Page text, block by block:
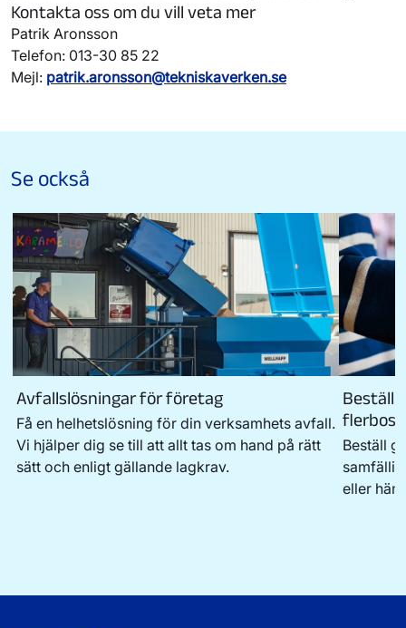
Kontakta oss om du vill veta mer
Patrik Aronsson
Telefon: 013-30 85 22
Mejl: patrik.aronsson@tekniskaverken.se
Se också
Avfallslösningar för företag
Få en helhetslösning för din verksamhets avfall.
Vi hjälper dig se till att allt tas om hand på rätt
sätt och enligt gällande lagkrav.
Beställ
Beställ
eller